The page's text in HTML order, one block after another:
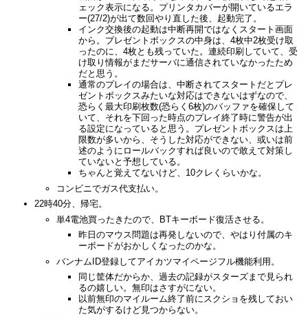
ェック表示になる。プリンタカバーが開いているエラ
ー(27/2)が出て数回やり直した後、起動完了。
インク交換後の起動は中断再開ではなくスタート画面
から。プレゼントボックスの中身は、4枚中2枚受け取
ったのに、4枚とも残っていた。連続印刷していて、受
け取り情報がまだサーバに通信されていなかったため
だと思う。
通常のプレイの場合は、中断されてスタートだとプレ
ゼントボックスみたいな対応はできないはずなので、
恐らく最大印刷枚数(恐らく6枚)のバッファを確保して
いて、それを下回った時点のプレイ終了時に警告が出
る設定になっていると思う。プレゼントボックスは上
限数が多いから、そうした対応ができない、或いは前
述のようにロールバックすれば良いので敢えて対策し
ていないと予想している。
ちゃんと覚えてないけど、10クレくらいかな。
コンビニでガス代支払い。
22時40分、帰宅。
単4電池買ったきたので、BTキーボード復活させる。
昨日のマウス問題は再発しないので、やはり付属のキ
ーボードがおかしくなったのかな。
バンナムID登録してアイカツマイページフル機能利用。
同じ筐体だからか、過去の記録がスターズまで見られ
るの嬉しい。無印はさすがにない。
以前無印のマイルーム終了前にスクショを残しておい
た気がするけど見つからない。